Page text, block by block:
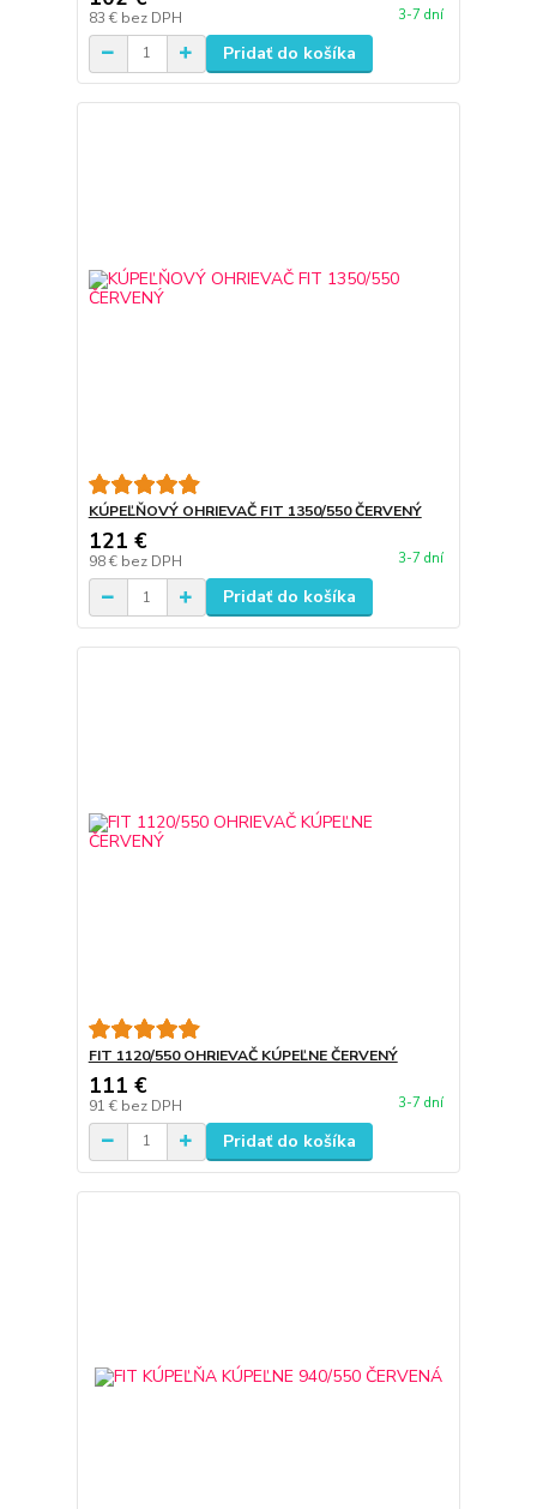
83 € bez DPH 3-7 dní
Pridať do košíka
KÚPEĽŇOVÝ OHRIEVAČ FIT 1350/550 ČERVENÝ
121 €
98 € bez DPH 3-7 dní
Pridať do košíka
FIT 1120/550 OHRIEVAČ KÚPEĽNE ČERVENÝ
111 €
91 € bez DPH 3-7 dní
Pridať do košíka